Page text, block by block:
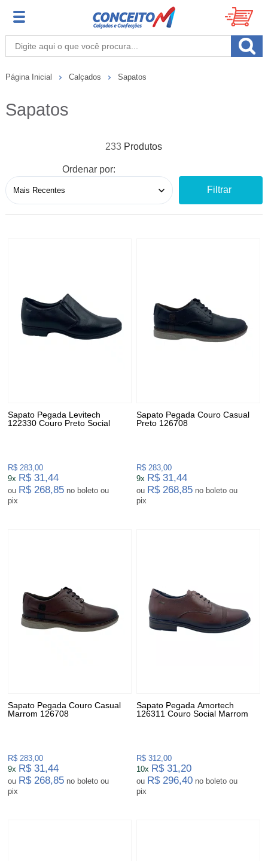
Página Inicial Calçados Sapatos
Sapatos
233
Ordenar por:
Filtrar
Sapato Pegada Levitech
122330 Couro Preto Social
R$ 283,00
9x R$ 31,44
ou R$ 268,85 no boleto ou
pix
Sapato Pegada Couro Casual
Preto 126708
R$ 283,00
9x R$ 31,44
ou R$ 268,85 no boleto ou
pix
Sapato Pegada Couro Casual
Marrom 126708
R$ 283,00
9x R$ 31,44
ou R$ 268,85 no boleto ou
pix
Sapato Pegada Amortech
126311 Couro Social Marrom
R$ 312,00
10x R$ 31,20
ou R$ 296,40 no boleto ou
pix